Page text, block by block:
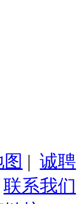
| 诚聘
联系我们